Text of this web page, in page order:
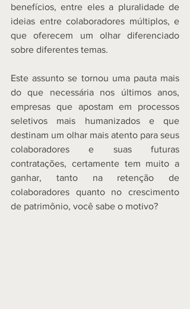
benefícios, entre eles a pluralidade de
ideias entre colaboradores múltiplos, e
que oferecem um olhar diferenciado
sobre diferentes temas.
Este assunto se tornou uma pauta mais
do que necessária nos últimos anos,
empresas que apostam em processos
seletivos mais humanizados e que
destinam um olhar mais atento para seus
colaboradores e suas futuras
contratações, certamente tem muito a
ganhar, tanto na retenção de
colaboradores quanto no crescimento
de patrimônio, você sabe o motivo?